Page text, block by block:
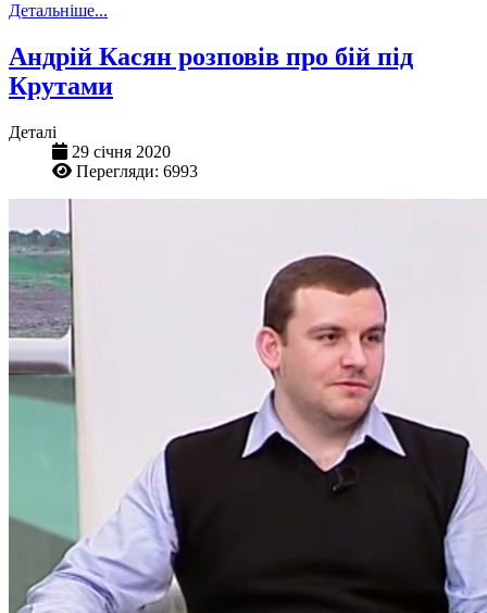
Детальніше...
Андрій Касян розповів про бій під
Крутами
Деталі
29 січня 2020
Перегляди: 6993